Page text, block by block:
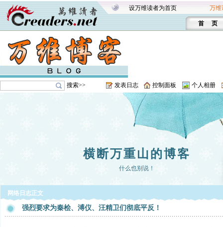
设万维读者为首页 万维
首 页
搜索>> 发表日志 控制面板 个人相册
横断万重山的博客
什么也别说！
网络日志正文
强烈要求为秦桧、溥仪、汪精卫们彻底平反！